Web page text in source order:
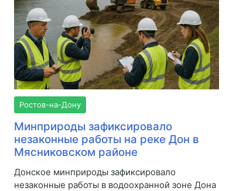
Ростов-на-Дону
Минприроды зафиксировало
незаконные работы на реке Дон в
Мясниковском районе
Донское минприроды зафиксировало
незаконные работы в водоохранной зоне Дона